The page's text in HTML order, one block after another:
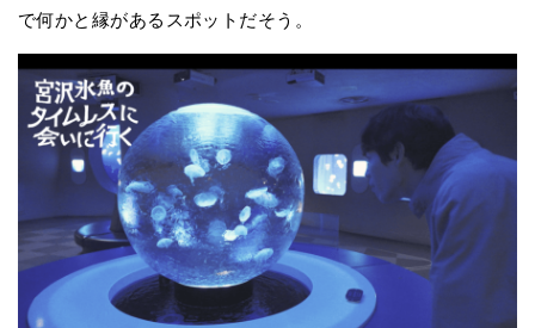
で何かと縁があるスポットだそう。